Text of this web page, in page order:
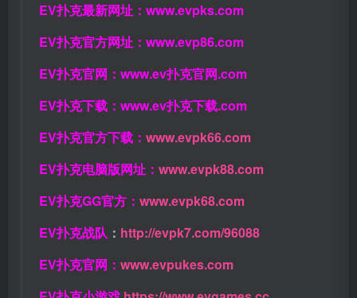
EV扑克最新网址： www.evpks.com
EV扑克官方网址： www.evp86.com
EV扑克官网： www.ev扑克官网.com
EV扑克下载： www.ev扑克下载.com
EV扑克官方下载： www.evpk66.com
EV扑克电脑版网址： www.evpk88.com
EV扑克GG官方： www.evpk68.com
EV扑克战队 ： http://evpk7.com/96088
EV扑克官网： www.evpukes.com